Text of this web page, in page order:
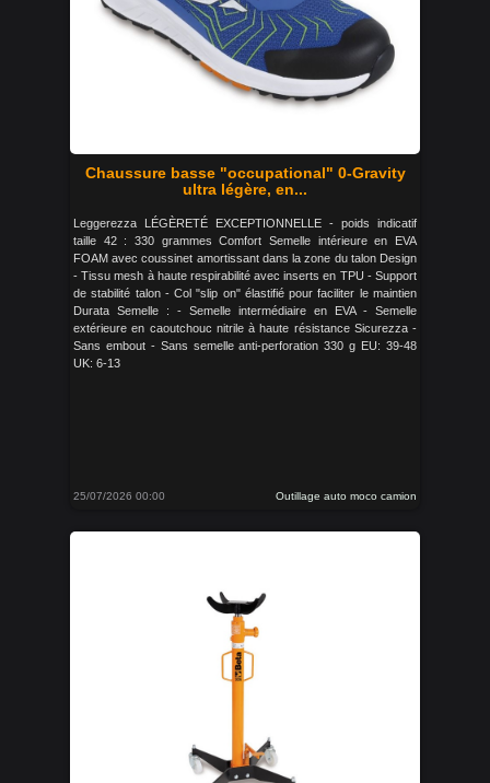
Chaussure basse "occupational" 0-Gravity
ultra légère, en...
Leggerezza LÉGÈRETÉ EXCEPTIONNELLE - poids indicatif
taille 42 : 330 grammes Comfort Semelle intérieure en EVA
FOAM avec coussinet amortissant dans la zone du talon Design
- Tissu mesh à haute respirabilité avec inserts en TPU - Support
de stabilité talon - Col "slip on" élastifié pour faciliter le maintien
Durata Semelle : - Semelle intermédiaire en EVA - Semelle
extérieure en caoutchouc nitrile à haute résistance Sicurezza -
Sans embout - Sans semelle anti-perforation 330 g EU: 39-48
UK: 6-13
25/07/2026 00:00 Outillage auto moco camion